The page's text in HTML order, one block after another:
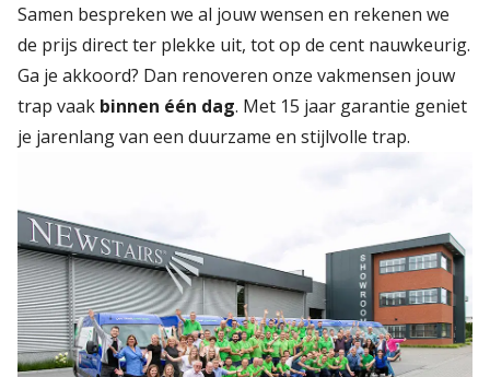
Samen bespreken we al jouw wensen en rekenen we
de prijs direct ter plekke uit, tot op de cent nauwkeurig.
Ga je akkoord? Dan renoveren onze vakmensen jouw
trap vaak binnen één dag. Met 15 jaar garantie geniet
je jarenlang van een duurzame en stijlvolle trap.